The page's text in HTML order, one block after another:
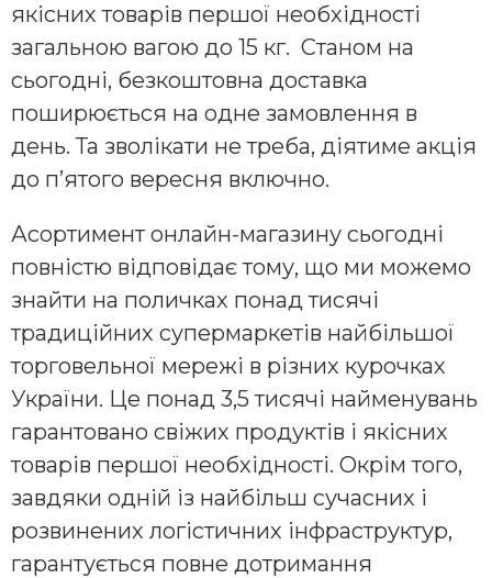
якісних товарів першої необхідності
загальною вагою до 15 кг. Станом на
сьогодні, безкоштовна доставка
поширюється на одне замовлення в
день. Та зволікати не треба, діятиме акція
до п’ятого вересня включно.
Асортимент онлайн-магазину сьогодні
повністю відповідає тому, що ми можемо
знайти на поличках понад тисячі
традиційних супермаркетів найбільшої
торговельної мережі в різних курочках
України. Це понад 3,5 тисячі найменувань
гарантовано свіжих продуктів і якісних
товарів першої необхідності. Окрім того,
завдяки одній із найбільш сучасних і
розвинених логістичних інфраструктур,
гарантується повне дотримання